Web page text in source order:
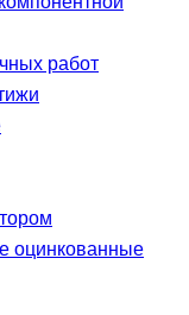
работ
оцинкованные